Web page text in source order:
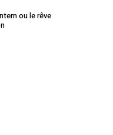
ou le rêve